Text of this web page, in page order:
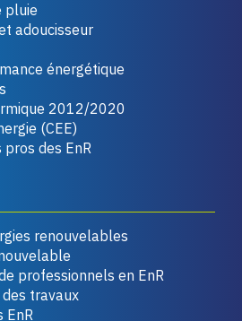
pluie
adoucisseur
énergétique
2012/2020
(CEE)
des EnR
renouvelables
professionnels en EnR
des travaux
EnR